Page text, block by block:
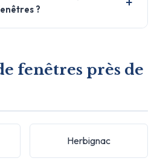
?
fenêtres près de
Herbignac